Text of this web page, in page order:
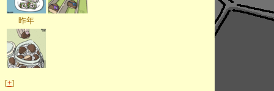
昨年
[+]